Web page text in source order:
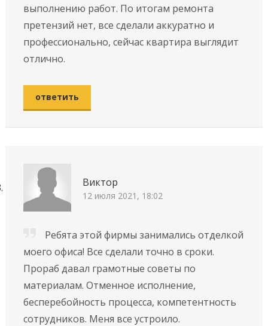
выполнению работ. По итогам ремонта
претензий нет, все сделали аккуратно и
профессионально, сейчас квартира выглядит
отлично.
ответить
Виктор
12 июля 2021, 18:02
Ребята этой фирмы занимались отделкой
моего офиса! Все сделали точно в сроки.
Прораб давал грамотные советы по
материалам. Отменное исполнение,
бесперебойность процесса, компетентность
сотрудников. Меня все устроило.